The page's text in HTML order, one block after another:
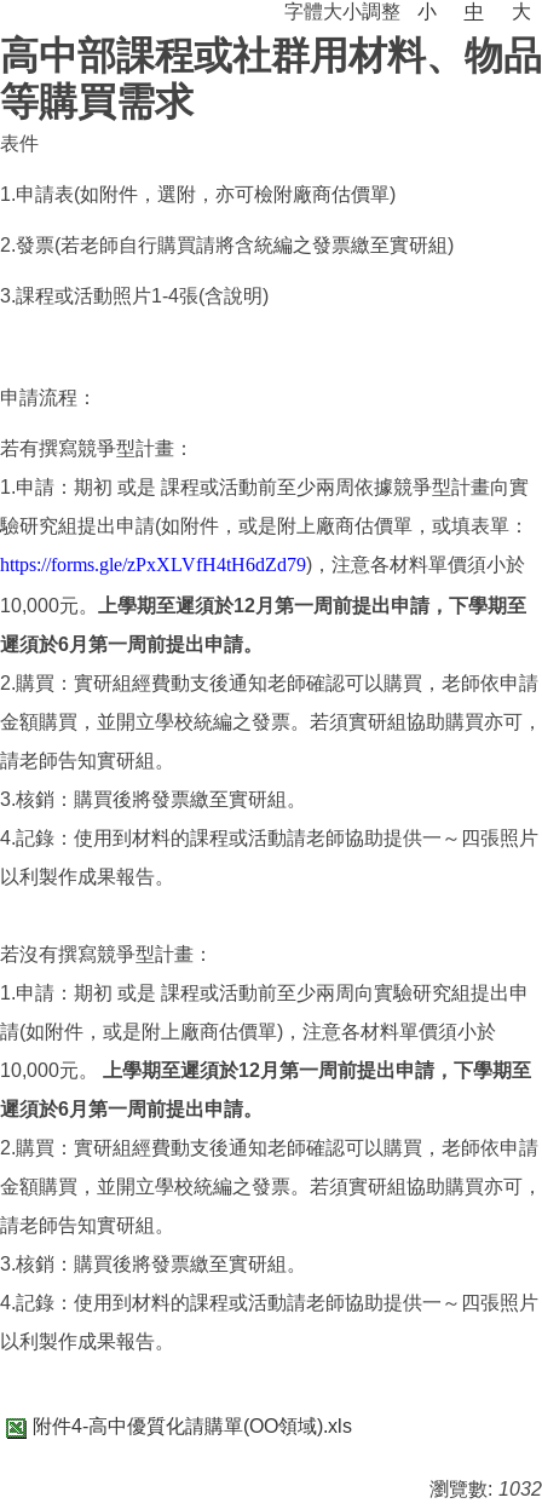
字體大小調整 小 中 大
高中部課程或社群用材料、物品
等購買需求
表件
1.申請表(如附件，選附，亦可檢附廠商估價單)
2.發票(若老師自行購買請將含統編之發票繳至實研組)
3.課程或活動照片1-4張(含說明)
申請流程：
若有撰寫競爭型計畫：
1.申請：期初 或是 課程或活動前至少兩周依據競爭型計畫向實
驗研究組提出申請(如附件，或是附上廠商估價單，或填表單：
https://forms.gle/zPxXLVfH4tH6dZd79)，注意各材料單價須小於
10,000元。
上學期至遲須於12月第一周前提出申請，下學期至
遲須於6月第一周前提出申請。
2.購買：實研組經費動支後通知老師確認可以購買，老師依申請
金額購買，並開立學校統編之發票。若須實研組協助購買亦可，
請老師告知實研組。
3.核銷：購買後將發票繳至實研組。
4.記錄：使用到材料的課程或活動請老師協助提供一～四張照片
以利製作成果報告。
若沒有撰寫競爭型計畫：
1.申請：期初 或是 課程或活動前至少兩周向實驗研究組提出申
請(如附件，或是附上廠商估價單)，注意各材料單價須小於
10,000元。
上學期至遲須於12月第一周前提出申請，下學期至
遲須於6月第一周前提出申請。
2.購買：實研組經費動支後通知老師確認可以購買，老師依申請
金額購買，並開立學校統編之發票。若須實研組協助購買亦可，
請老師告知實研組。
3.核銷：購買後將發票繳至實研組。
4.記錄：使用到材料的課程或活動請老師協助提供一～四張照片
以利製作成果報告。
附件4-高中優質化請購單(OO領域).xls
瀏覽數: 1032